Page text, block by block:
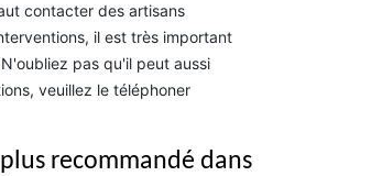
contacter des artisans
il est très important
pas qu'il peut aussi
veuillez le téléphoner
recommandé dans